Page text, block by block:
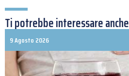
Ti potrebbe interessare anche
9 Agosto 2026